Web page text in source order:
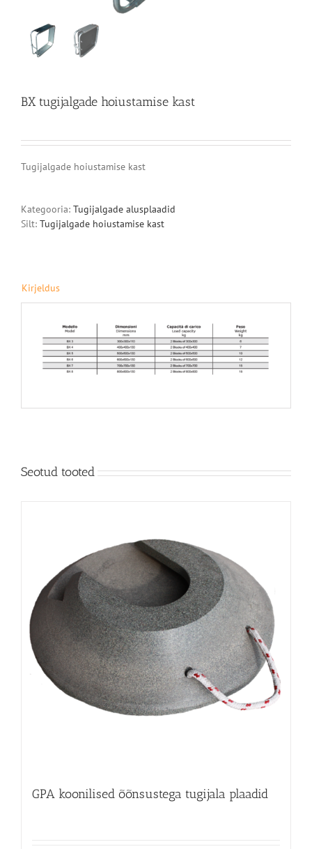
BX tugijalgade hoiustamise kast
Tugijalgade hoiustamise kast
Kategooria: Tugijalgade alusplaadid
Silt: Tugijalgade hoiustamise kast
Kirjeldus
Seotud tooted
GPA koonilised õõnsustega tugijala plaadid